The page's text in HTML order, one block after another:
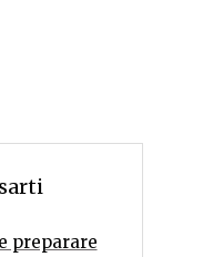
preparare